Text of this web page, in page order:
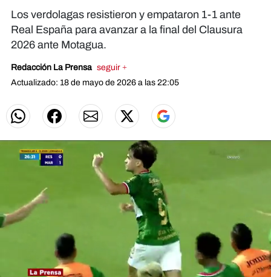
Los verdolagas resistieron y empataron 1-1 ante
Real España para avanzar a la final del Clausura
2026 ante Motagua.
Redacción La Prensa seguir +
Actualizado: 18 de mayo de 2026 a las 22:05